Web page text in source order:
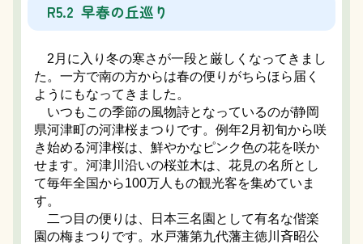
R5.2 早春の丘巡り
2月に入り冬の寒さが一段と厳しくなってきまし
た。一方で南の方からは春の便りがちらほら届く
ようにもなってきました。
いつもこの季節の風物詩となっているのが静岡
県河津町の河津桜まつりです。例年2月初旬から咲
き始める河津桜は、鮮やかなピンク色の花を咲か
せます。河津川沿いの桜並木は、花見の名所とし
て毎年全国から100万人もの観光客を集めていま
す。
二つ目の便りは、日本三名園として有名な偕楽
園の梅まつりです。水戸藩第九代藩主徳川斉昭公